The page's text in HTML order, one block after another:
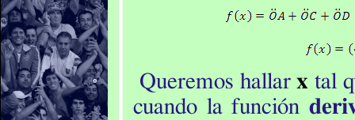
Queremos hallarx tal
cuando la función